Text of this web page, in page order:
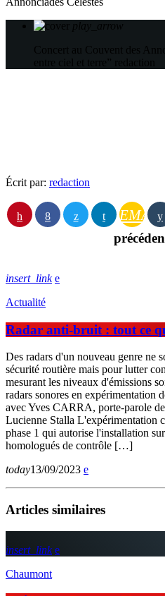
play_arrow
Concert au Couvent des
entre ciel et terre”
redaction
Écrit par: redaction
EMAIL
insert_link
Actualité
Radar anti-bruit : tout ce
Des radars d'un nouveau genre ne
sécurité routière mais pour lutter
mesurant les niveaux d'émissions
radars sonores en expérimentation
avec Yves CARRA, porte-parole
Lucienne Stalla L'expérimentation
phase 1 qui autorise l'installation
homologués de contrôle […]
today13/09/2023
Articles similaires
insert_link
Chaumont